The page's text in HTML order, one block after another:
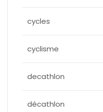
cycles
cyclisme
decathlon
décathlon